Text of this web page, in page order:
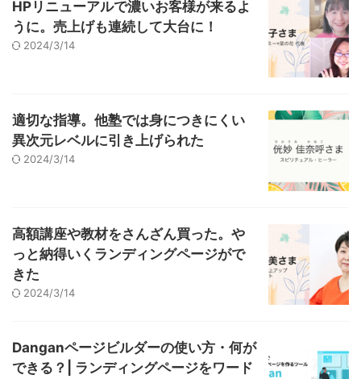
HPリニューアルで濃いお客様が来るよ
うに。売上げも連続して大台に！
2024/3/14
適切な指導。他塾では身につきにくい
異次元レベルに引き上げられた
2024/3/14
高額講座や教材をさんざん買った。や
っと納得いくランディングページがで
きた
2024/3/14
Danganページビルダーの使い方・何が
できる？| ランディングページをワード